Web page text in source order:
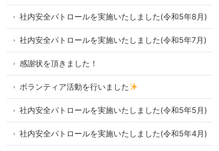
社内安全パトロールを実施いたしました(令和5年8月)
社内安全パトロールを実施いたしました(令和5年7月)
感謝状を頂きました！
ボランティア活動を行いました
社内安全パトロールを実施いたしました(令和5年5月)
社内安全パトロールを実施いたしました(令和5年4月)